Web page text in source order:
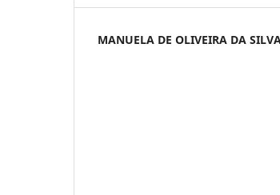
MANUELA DE OLIVEIRA DA